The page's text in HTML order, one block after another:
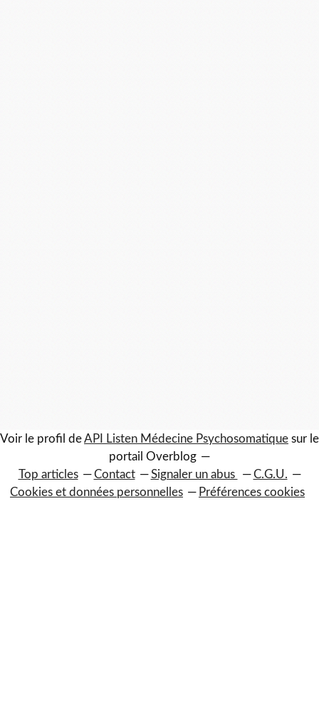
Voir le profil deAPI Listen Médecine Psychosomatique sur le
portail Overblog
Top articles
Contact Signaler un abus
C.G.U.
Cookies et données personnelles
Préférences cookies